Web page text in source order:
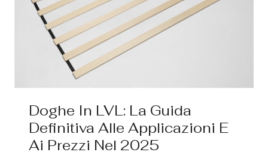
Doghe In LVL: La Guida
Definitiva Alle Applicazioni E
Ai Prezzi Nel 2025